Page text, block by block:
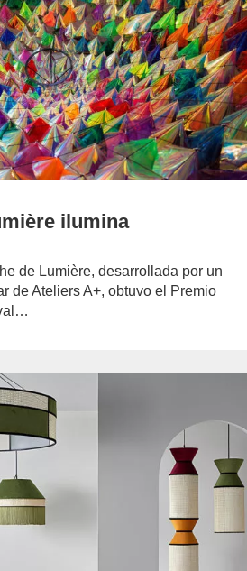
ilumina
de Lumière, desarrollada por un
de Ateliers A+, obtuvo el Premio